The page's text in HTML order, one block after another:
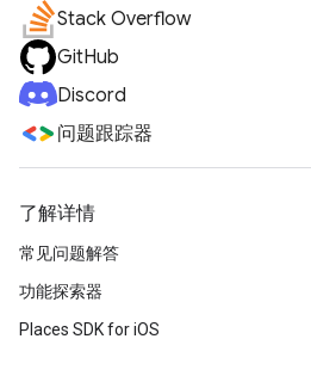
Stack Overflow
GitHub
Discord
问题跟踪器
了解详情
常见问题解答
功能探索器
Places SDK for iOS